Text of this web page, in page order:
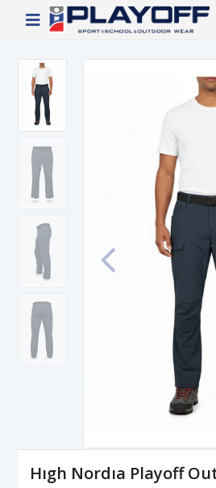
Siparişin 2-8 iş günü arasında
Hıgh Nordıa Playoff